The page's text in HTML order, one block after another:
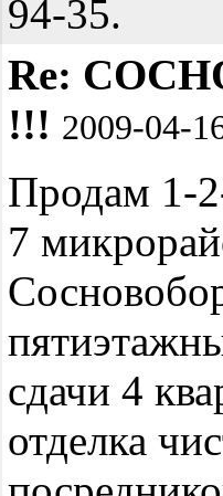
94-35.
Re:
!!! 2009-04-
Продам 1-
7
сдачи 4
отделка